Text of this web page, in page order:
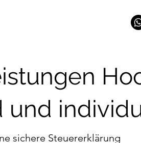
und
sichere Steuererklärung